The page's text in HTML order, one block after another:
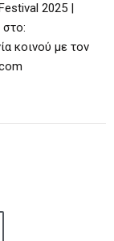
2025 |
κοινού με τον